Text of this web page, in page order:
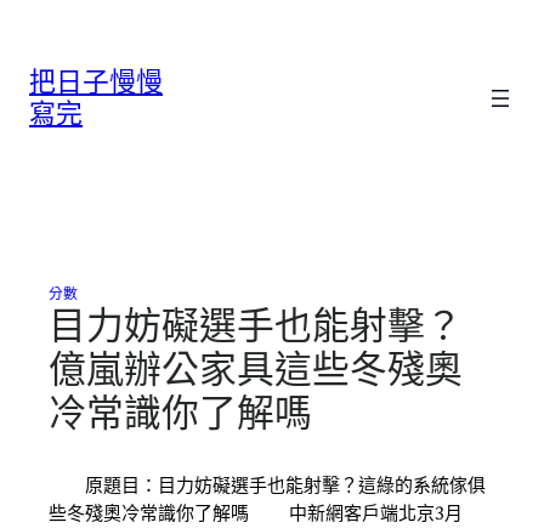
把日子慢慢
寫完
分數
目力妨礙選手也能射擊？
億嵐辦公家具這些冬殘奧
冷常識你了解嗎
原題目：目力妨礙選手也能射擊？這綠的系統傢俱
些冬殘奧冷常識你了解嗎 中新網客戶端北京3月